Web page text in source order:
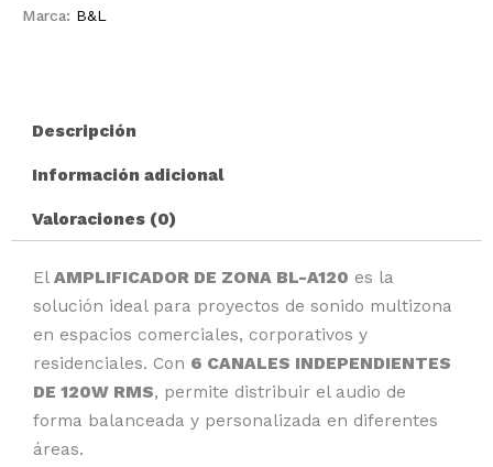
CON
Marca: B&L
Descripción
Información adicional
Valoraciones (0)
El AMPLIFICADOR DE ZONA BL-A120 es la
solución ideal para proyectos de sonido multizona
en espacios comerciales, corporativos y
residenciales. Con 6 CANALES INDEPENDIENTES
DE 120W RMS, permite distribuir el audio de
forma balanceada y personalizada en diferentes
áreas.